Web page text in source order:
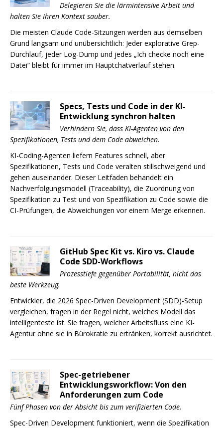
Delegieren Sie die lärmintensive Arbeit und
halten Sie Ihren Kontext sauber.
Die meisten Claude Code-Sitzungen werden aus demselben
Grund langsam und unübersichtlich: Jeder explorative Grep-
Durchlauf, jeder Log-Dump und jedes „Ich checke noch eine
Datei“ bleibt für immer im Hauptchatverlauf stehen.
Specs, Tests und Code in der KI-
Entwicklung synchron halten
Verhindern Sie, dass KI-Agenten von den
Spezifikationen, Tests und dem Code abweichen.
KI-Coding-Agenten liefern Features schnell, aber
Spezifikationen, Tests und Code veralten stillschweigend und
gehen auseinander. Dieser Leitfaden behandelt ein
Nachverfolgungsmodell (Traceability), die Zuordnung von
Spezifikation zu Test und von Spezifikation zu Code sowie die
CI-Prüfungen, die Abweichungen vor einem Merge erkennen.
GitHub Spec Kit vs. Kiro vs. Claude
Code SDD-Workflows
Prozesstiefe gegenüber Portabilität, nicht das
beste Werkzeug.
Entwickler, die 2026 Spec-Driven Development (SDD)-Setup
vergleichen, fragen in der Regel nicht, welches Modell das
intelligenteste ist. Sie fragen, welcher Arbeitsfluss eine KI-
Agentur ohne sie in Bürokratie zu ertränken, korrekt ausrichtet.
Spec-getriebener
Entwicklungsworkflow: Von den
Anforderungen zum Code
Fünf Phasen von der Absicht bis zum verifizierten Code.
Spec-Driven Development funktioniert, wenn die Spezifikation